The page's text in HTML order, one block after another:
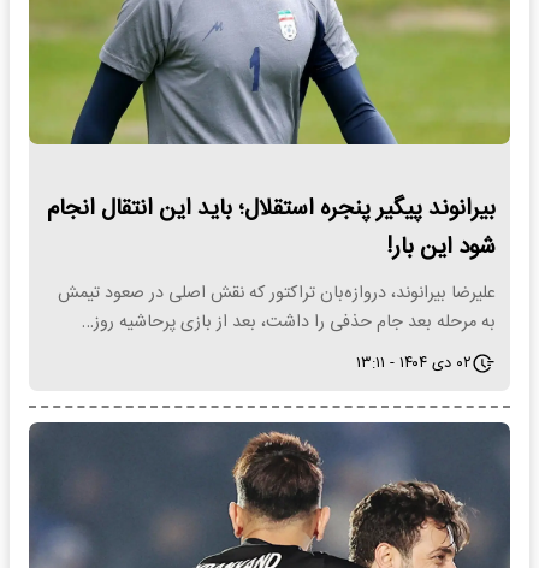
بیرانوند پیگیر پنجره استقلال؛ باید این انتقال انجام
شود این بار!
علیرضا بیرانوند، دروازه‌بان تراکتور که نقش اصلی در صعود تیمش
به مرحله بعد جام حذفی را داشت، بعد از بازی پرحاشیه روز…
۰۲ دی ۱۴۰۴ - ۱۳:۱۱